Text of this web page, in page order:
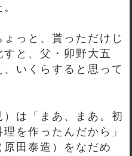
っと、貰っただけじ
と、父・卯野大五
、いくらすると思って
は「まあ、まあ。初
を作ったんだから」
田泰造）をなだめ